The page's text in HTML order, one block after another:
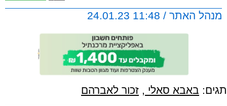
מנהל האתר / 11:48 24.01.23
תגים: באבא סאלי , זכור לאברהם